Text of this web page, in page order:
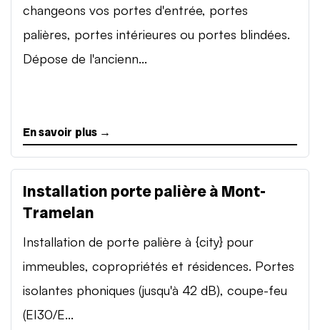
changeons vos portes d'entrée, portes
palières, portes intérieures ou portes blindées.
Dépose de l'ancienn...
En savoir plus →
Installation porte palière à Mont-
Tramelan
Installation de porte palière à {city} pour
immeubles, copropriétés et résidences. Portes
isolantes phoniques (jusqu'à 42 dB), coupe-feu
(EI30/E...